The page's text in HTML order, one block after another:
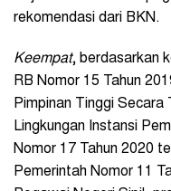
rekomendasi dari BKN.
Keempat, berdasarkan
RB Nomor 15 Tahun
Pimpinan Tinggi
Lingkungan Instansi
Nomor 17 Tahun 2020
Pemerintah Nomor 11